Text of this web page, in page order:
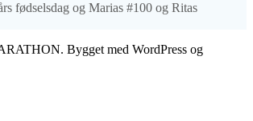
fødselsdag og Marias #100 og Ritas
Bygget med WordPress og